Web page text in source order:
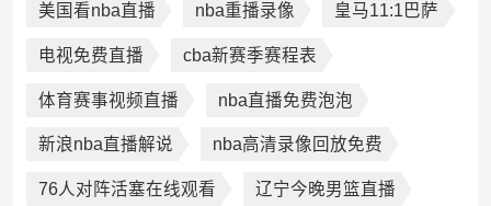
美国看nba直播 nba重播录像 皇马11:1巴萨
电视免费直播 cba新赛季赛程表
体育赛事视频直播 nba直播免费泡泡
新浪nba直播解说 nba高清录像回放免费
76人对阵活塞在线观看 辽宁今晚男篮直播